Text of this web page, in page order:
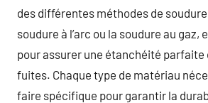
des différentes méthodes de
soudure à l’arc ou la soudure au gaz,
pour assurer une étanchéité parfaite
fuites. Chaque type de matériau
faire spécifique pour garantir la